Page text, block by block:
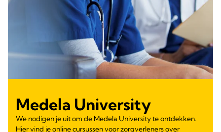
Medela University
We nodigen je uit om de Medela University te ontdekken.
Hier vind je online cursussen voor zorgverleners over